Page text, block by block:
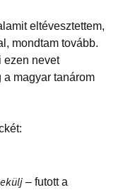
eltévesztettem,
mondtam tovább.
ezen nevet
magyar tanárom
– futott a